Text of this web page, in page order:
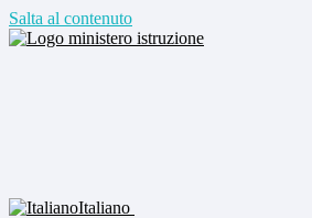
Salta al contenuto
Italiano